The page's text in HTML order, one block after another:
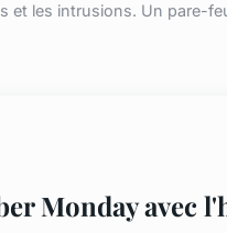
et les intrusions. Un pare-
Monday avec